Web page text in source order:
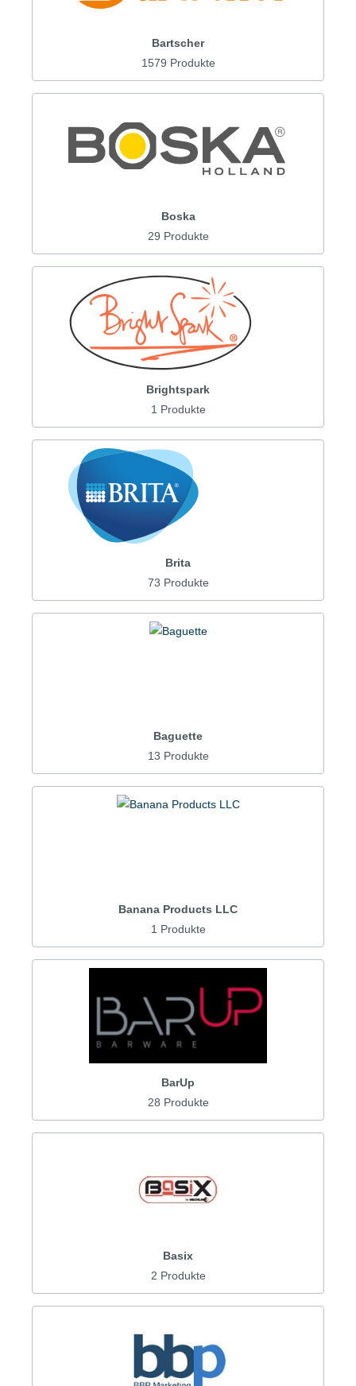
Bartscher
1579 Produkte
Boska
29 Produkte
Brightspark
1 Produkte
Brita
73 Produkte
Baguette
13 Produkte
Banana Products LLC
1 Produkte
BarUp
28 Produkte
Basix
2 Produkte